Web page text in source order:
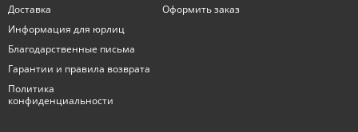
Доставка
Информация для юрлиц
Благодарственные письма
Гарантии и правила возврата
Политика
конфиденциальности
Оформить заказ